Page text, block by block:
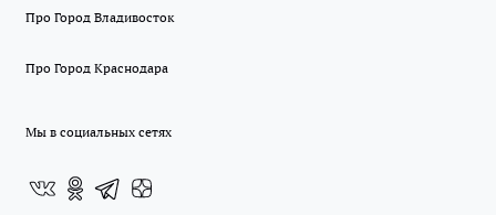
Про Город Владивосток
Про Город Краснодара
Мы в социальных сетях